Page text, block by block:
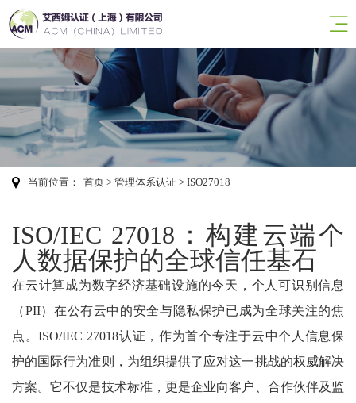
当前位置： 首页 > 管理体系认证 > ISO27018
ISO/IEC 27018：构建云端个
人数据保护的全球信任基石
在云计算成为数字经济基础设施的今天，个人可识别信息
（PII）在公有云中的安全与隐私保护已成为全球关注的焦
点。ISO/IEC 27018认证，作为首个专注于云中个人信息保
护的国际行为准则，为组织提供了应对这一挑战的权威解决
方案。它不仅是技术标准，更是企业向客户、合作伙伴及监